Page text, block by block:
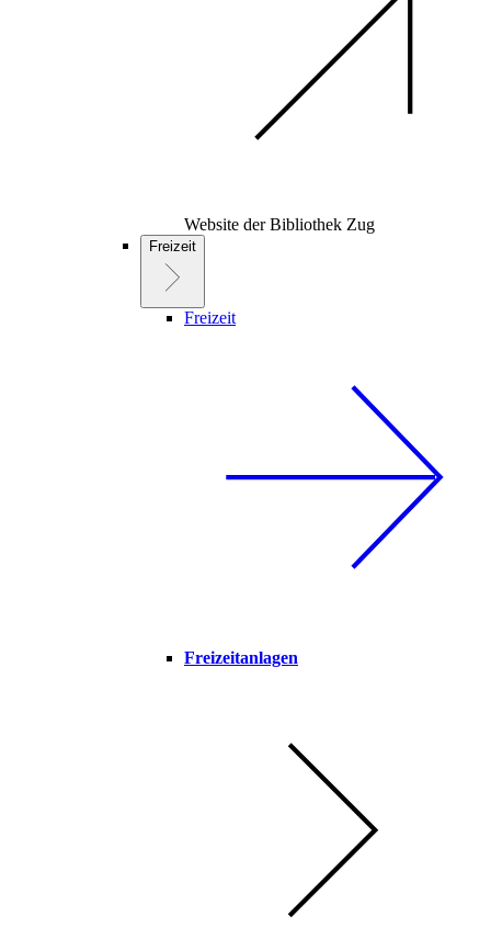
Website der Bibliothek Zug
Freizeit
Freizeit
Freizeitanlagen